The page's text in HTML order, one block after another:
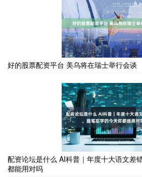
好的股票配资平台 美乌将在瑞士举行会谈
配资论坛是什么 AI科普｜年度十大语文差
都能用对吗